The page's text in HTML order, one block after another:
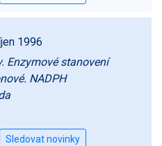
1996
Enzymové stanovení
NADPH